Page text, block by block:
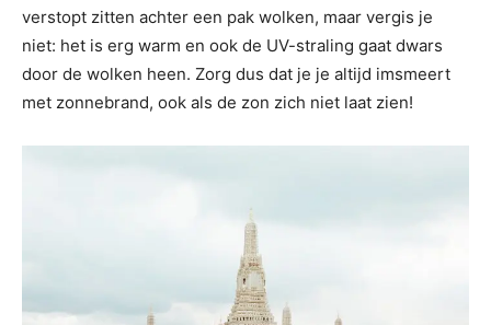
verstopt zitten achter een pak wolken, maar vergis je
niet: het is erg warm en ook de UV-straling gaat dwars
door de wolken heen. Zorg dus dat je je altijd imsmeert
met zonnebrand, ook als de zon zich niet laat zien!